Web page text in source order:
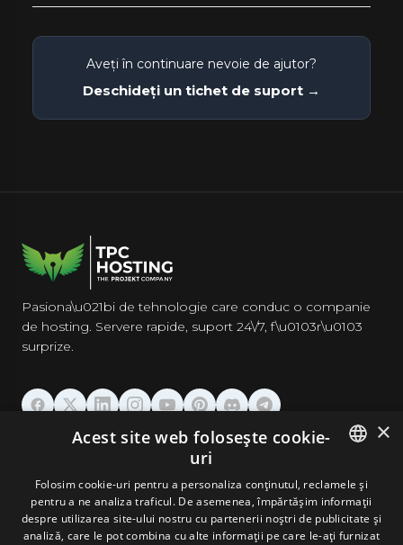
Aveți în continuare nevoie de ajutor?
Deschideți un tichet de suport →
Pasiona\u021bi de tehnologie care conduc o companie
de hosting. Servere rapide, suport 24\/7, f\u0103r\u0103
surprize.
GĂZDUIRE
DOMENII & EMAIL
UNELTE & SECURITATE
ENGLISH
GERMAN
ROMANIAN
×
Acest site web folosește cookie-
uri
Folosim cookie-uri pentru a personaliza conținutul, reclamele și
pentru a ne analiza traficul. De asemenea, împărtășim informații
despre utilizarea site-ului nostru cu partenerii noștri de publicitate și
analiză, care le pot combina cu alte informații pe care le-ați furnizat